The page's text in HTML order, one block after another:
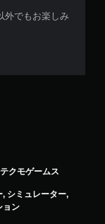
外でもお楽しみ
クモゲームス
, シミュレーター,
ョン